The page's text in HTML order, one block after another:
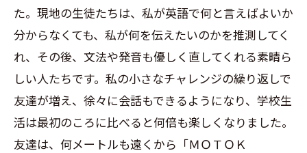
た。現地の生徒たちは、私が英語で何と言えばよいか
分からなくても、私が何を伝えたいのかを推測してく
れ、その後、文法や発音も優しく直してくれる素晴ら
しい人たちです。私の小さなチャレンジの繰り返しで
友達が増え、徐々に会話もできるようになり、学校生
活は最初のころに比べると何倍も楽しくなりました。
友達は、何メートルも遠くから「ＭＯＴＯＫ